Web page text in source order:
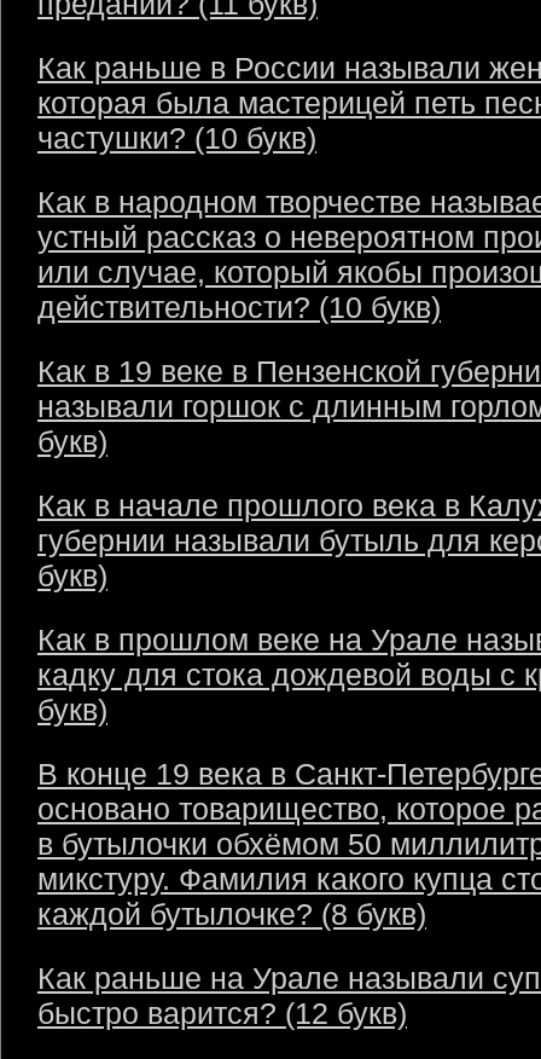
Как раньше в России называли
которая была мастерицей петь
частушки? (10 букв)
Как в народном творчестве
устный рассказ о невероятном
или случае, который якобы
действительности? (10 букв)
Как в 19 веке в Пензенской
называли горшок с длинным
букв)
Как в начале прошлого века в
губернии называли бутыль для
букв)
Как в прошлом веке на Урале
кадку для стока дождевой воды с
букв)
В конце 19 века в Санкт-
основано товарищество, которое
в бутылочки обхёмом 50
микстуру. Фамилия какого купца
каждой бутылочке? (8 букв)
Как раньше на Урале называли
быстро варится? (12 букв)